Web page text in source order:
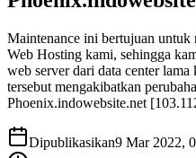
Maintenance ini bertujuan untuk
Web Hosting kami, sehingga
web server dari data center
tersebut mengakibatkan
Phoenix.indowebsite.net
Dipublikasikan9 Mar 2022,